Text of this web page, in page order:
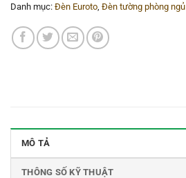
Danh mục: Đèn Euroto Đèn tường phòng ngủ
MÔ TẢ
THÔNG SỐ KỸ THUẬT